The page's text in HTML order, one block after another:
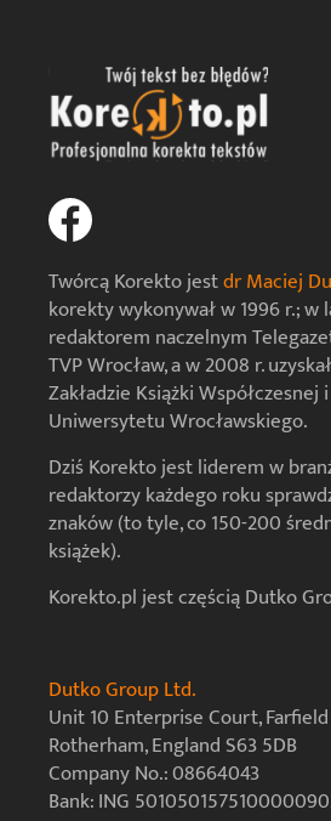
Twórcą Korekto jestdr Maciej
korekty wykonywał w 1996 r.;
redaktorem naczelnym
TVP Wrocław, a w 2008 r.
Zakładzie Książki
Uniwersytetu Wrocławskiego.
Dziś Korekto jest liderem w
redaktorzy każdego roku
znaków (to tyle, co 150-200
książek).
Korekto.pl jest częścią Dutko
Dutko Group Ltd.
Unit 10 Enterprise Court,
Rotherham, England S63 5DB
Company No.: 08664043
Bank: ING